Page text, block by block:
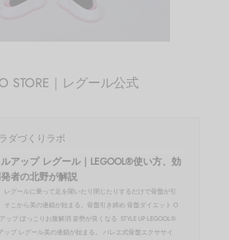
STORE｜レグール公式
ダづくりラボ
アップ レグール｜LEGOOL®使い方、効
者の北野が解説
レグールに乗って足を開いたり閉じたりするだけで骨盤が引
そこから美の連鎖が始まる。骨盤引き締め 骨盤ダイエット O
ップ ぽっこりお腹解消 姿勢が良くなる STYLE UP LEGOOL®
ップ レグール美の連鎖が始まる。 バレエ式骨盤エクササイ